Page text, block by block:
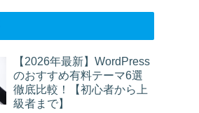
【2026年最新】WordPress
のおすすめ有料テーマ6選
徹底比較！【初心者から上
級者まで】